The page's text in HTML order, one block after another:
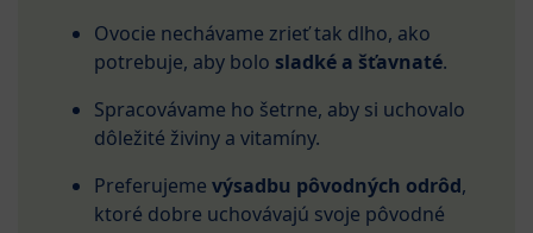
Ovocie nechávame zrieť tak dlho, ako
potrebuje, aby bolo sladké a šťavnaté.
Spracovávame ho šetrne, aby si uchovalo
dôležité živiny a vitamíny.
Preferujeme výsadbu pôvodných odrôd,
ktoré dobre uchovávajú svoje pôvodné